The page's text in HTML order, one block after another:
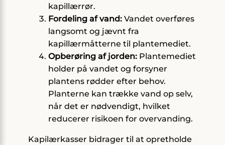
kapillærrør.
Fordeling af vand: Vandet overføres
langsomt og jævnt fra
kapillærmåtterne til plantemediet.
Opberøring af jorden: Plantemediet
holder på vandet og forsyner
plantens rødder efter behov.
Planterne kan trække vand op selv,
når det er nødvendigt, hvilket
reducerer risikoen for overvanding.
Kapilærkasser bidrager til at opretholde